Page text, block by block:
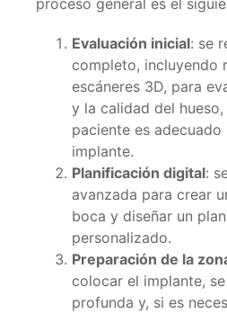
proceso general es el
Evaluación inicial: se
completo, incluyendo
escáneres 3D, para
y la calidad del
paciente es
implante.
Planificación digital:
avanzada para crear
boca y diseñar un
personalizado.
Preparación de la
colocar el implante,
profunda y, si es